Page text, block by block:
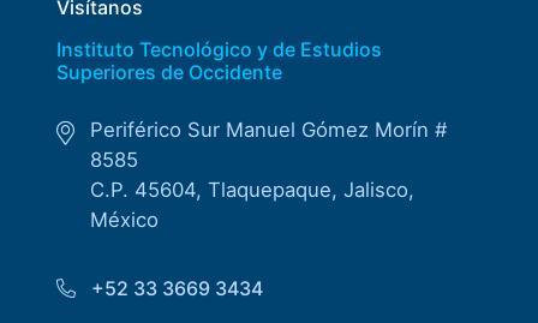
Visítanos
Instituto Tecnológico y de Estudios
Superiores de Occidente
Periférico Sur Manuel Gómez Morín #
8585
C.P. 45604, Tlaquepaque, Jalisco,
México
+52 33 3669 3434